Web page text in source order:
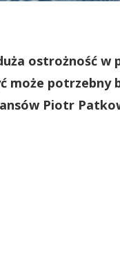
ostrożność w
może potrzebny
Piotr